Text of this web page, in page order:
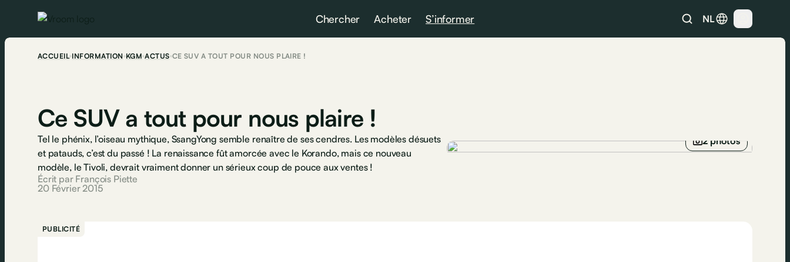
Chercher Acheter S’informer NL
ACCUEIL INFORMATION KGM ACTUS CE SUV A TOUT POUR NOUS PLAIRE !
Ce SUV a tout pour nous plaire !
Tel le phénix, l’oiseau mythique, SsangYong semble renaître de ses cendres. Les modèles désuets
et patauds, c’est du passé ! La renaissance fût amorcée avec le Korando, mais ce nouveau
modèle, le Tivoli, devrait vraiment donner un sérieux coup de pouce aux ventes !
Écrit par François Piette
20 Février 2015
2 photos
PUBLICITÉ